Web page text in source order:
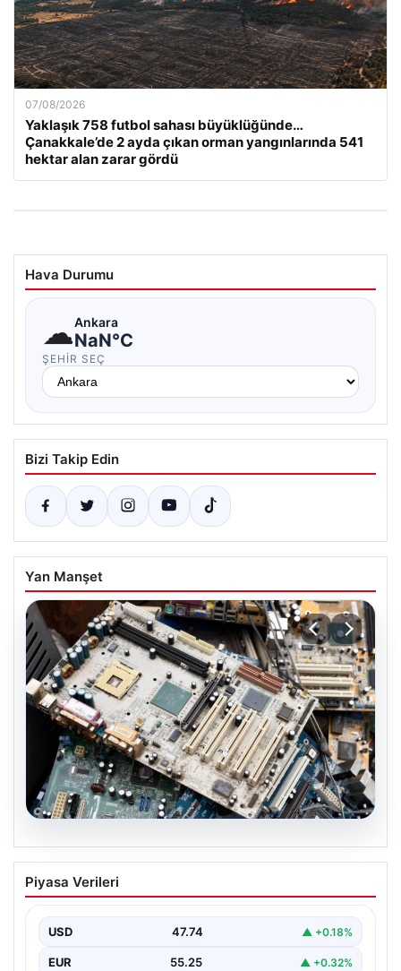
07/08/2026
Yaklaşık 758 futbol sahası büyüklüğünde…
Çanakkale’de 2 ayda çıkan orman yangınlarında 541
hektar alan zarar gördü
Hava Durumu
☁Ankara
NaN°C
ŞEHIR SEÇ
Bizi Takip Edin
Yan Manşet
08.08.2026
Profesyonel IT Yönetimi ile
Sürdürülebilir Hizmetleri
parklarını sürekli periyotlarla yenilemektedir. Bu
güncelleme operasyonlarında kenara…
Piyasa Verileri
USD 47.74 ▲ +0.18%
EUR 55.25 ▲ +0.32%